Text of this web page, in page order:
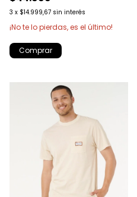
3 x $14.999,67 sin interés
¡No te lo pierdas, es el último!
Comprar